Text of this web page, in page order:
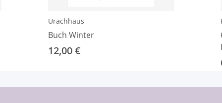
Urachhaus
Buch Winter
12,00 €